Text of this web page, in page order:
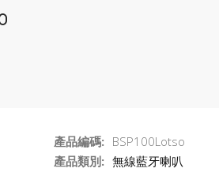
產品編碼: BSP100Lotso
產品類別: 無線藍牙喇叭